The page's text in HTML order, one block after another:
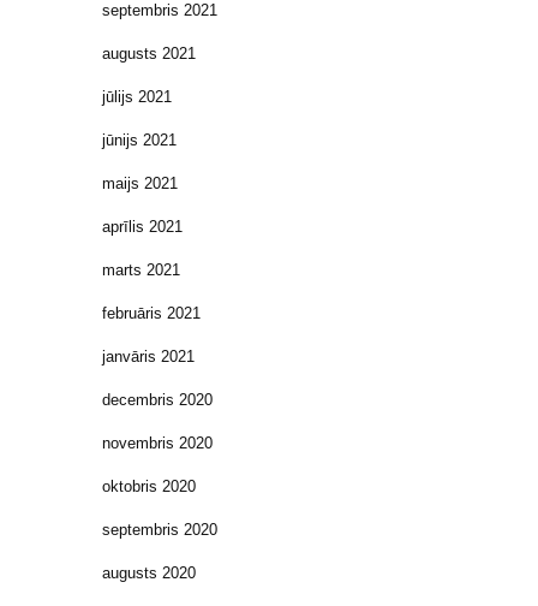
septembris 2021
augusts 2021
jūlijs 2021
jūnijs 2021
maijs 2021
aprīlis 2021
marts 2021
februāris 2021
janvāris 2021
decembris 2020
novembris 2020
oktobris 2020
septembris 2020
augusts 2020